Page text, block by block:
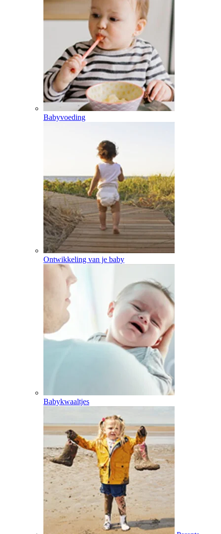
Babyvoeding
Ontwikkeling van je baby
Babykwaaltjes